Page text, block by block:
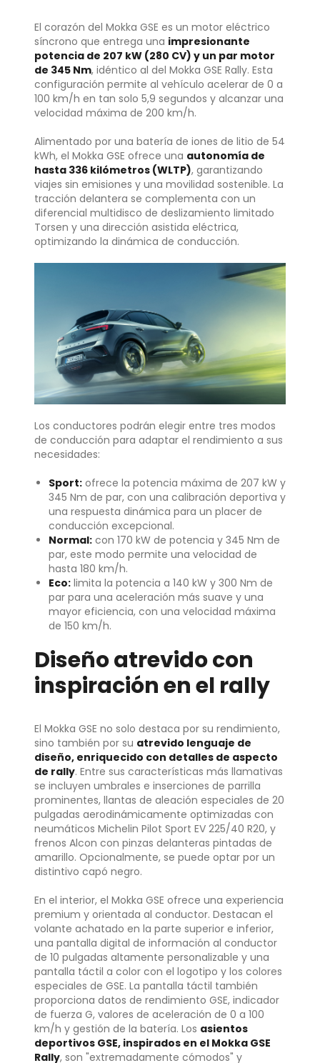
El corazón del Mokka GSE es un motor eléctrico
síncrono que entrega una impresionante
potencia de 207 kW (280 CV) y un par motor
de 345 Nm, idéntico al del Mokka GSE Rally. Esta
configuración permite al vehículo acelerar de 0 a
100 km/h en tan solo 5,9 segundos y alcanzar una
velocidad máxima de 200 km/h.
Alimentado por una batería de iones de litio de 54
kWh, el Mokka GSE ofrece una autonomía de
hasta 336 kilómetros (WLTP), garantizando
viajes sin emisiones y una movilidad sostenible. La
tracción delantera se complementa con un
diferencial multidisco de deslizamiento limitado
Torsen y una dirección asistida eléctrica,
optimizando la dinámica de conducción.
Los conductores podrán elegir entre tres modos
de conducción para adaptar el rendimiento a sus
necesidades:
Sport: ofrece la potencia máxima de 207 kW y
345 Nm de par, con una calibración deportiva y
una respuesta dinámica para un placer de
conducción excepcional.
Normal: con 170 kW de potencia y 345 Nm de
par, este modo permite una velocidad de
hasta 180 km/h.
Eco: limita la potencia a 140 kW y 300 Nm de
par para una aceleración más suave y una
mayor eficiencia, con una velocidad máxima
de 150 km/h.
Diseño atrevido con
inspiración en el rally
El Mokka GSE no solo destaca por su rendimiento,
sino también por su atrevido lenguaje de
diseño, enriquecido con detalles de aspecto
de rally. Entre sus características más llamativas
se incluyen umbrales e inserciones de parrilla
prominentes, llantas de aleación especiales de 20
pulgadas aerodinámicamente optimizadas con
neumáticos Michelin Pilot Sport EV 225/40 R20, y
frenos Alcon con pinzas delanteras pintadas de
amarillo. Opcionalmente, se puede optar por un
distintivo capó negro.
En el interior, el Mokka GSE ofrece una experiencia
premium y orientada al conductor. Destacan el
volante achatado en la parte superior e inferior,
una pantalla digital de información al conductor
de 10 pulgadas altamente personalizable y una
pantalla táctil a color con el logotipo y los colores
especiales de GSE. La pantalla táctil también
proporciona datos de rendimiento GSE, indicador
de fuerza G, valores de aceleración de 0 a 100
km/h y gestión de la batería. Los asientos
deportivos GSE, inspirados en el Mokka GSE
Rally, son "extremadamente cómodos" y